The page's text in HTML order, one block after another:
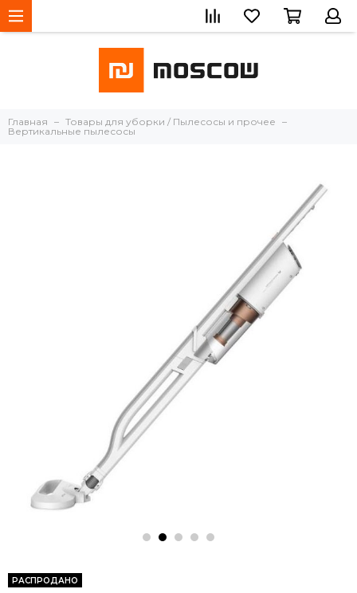
Главная
Товары для уборки / Пылесосы и прочее
Вертикальные пылесосы
РАСПРОДАНО